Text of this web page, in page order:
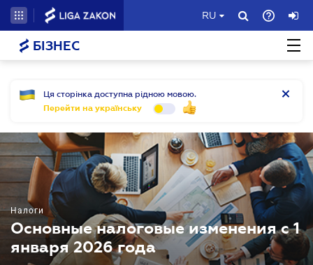
RU
БІЗНЕС
Ця сторінка доступна рідною мовою.
Перейти на українську
Налоги
Основные налоговые изменения с 1
января 2026 года